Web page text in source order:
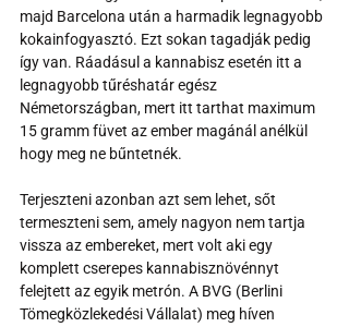
majd Barcelona után a harmadik legnagyobb
kokainfogyasztó. Ezt sokan tagadják pedig
így van. Ráadásul a kannabisz esetén itt a
legnagyobb tűréshatár egész
Németországban, mert itt tarthat maximum
15 gramm füvet az ember magánál anélkül
hogy meg ne bűntetnék.
Terjeszteni azonban azt sem lehet, sőt
termeszteni sem, amely nagyon nem tartja
vissza az embereket, mert volt aki egy
komplett cserepes kannabisznövénnyt
felejtett az egyik metrón. A BVG (Berlini
Tömegközlekedési Vállalat) meg híven